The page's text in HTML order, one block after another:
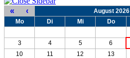
« ‹ August 2026
Mo Di Mi Do
3
4 5 6
10
11 12 13